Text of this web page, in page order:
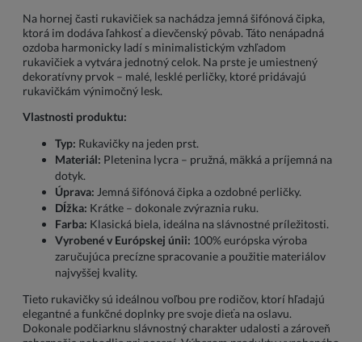
Na hornej časti rukavičiek sa nachádza jemná šifónová čipka,
ktorá im dodáva ľahkosť a dievčenský pôvab. Táto nenápadná
ozdoba harmonicky ladí s minimalistickým vzhľadom
rukavičiek a vytvára jednotný celok. Na prste je umiestnený
dekoratívny prvok – malé, lesklé perličky, ktoré pridávajú
rukavičkám výnimočný lesk.
Vlastnosti produktu:
Typ: Rukavičky na jeden prst.
Materiál: Pletenina lycra – pružná, mäkká a príjemná na
dotyk.
Úprava: Jemná šifónová čipka a ozdobné perličky.
Dĺžka: Krátke – dokonale zvýraznia ruku.
Farba: Klasická biela, ideálna na slávnostné príležitosti.
Vyrobené v Európskej únii: 100% európska výroba
zaručujúca precízne spracovanie a použitie materiálov
najvyššej kvality.
Tieto rukavičky sú ideálnou voľbou pre rodičov, ktorí hľadajú
elegantné a funkčné doplnky pre svoje dieťa na oslavu.
Dokonale podčiarknu slávnostný charakter udalosti a zároveň